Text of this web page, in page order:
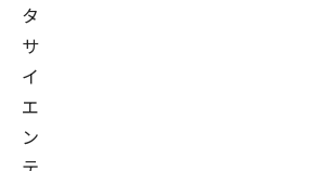
タ
サ
イ
エ
ン